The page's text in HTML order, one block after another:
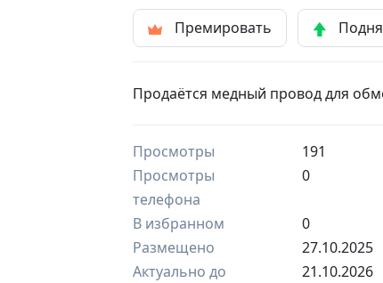
Премировать
Продаётся медный провод для
Просмотры
191
Просмотры
телефона
0
В избранном
0
Размещено
27.10.2025
Актуально до
21.10.2026